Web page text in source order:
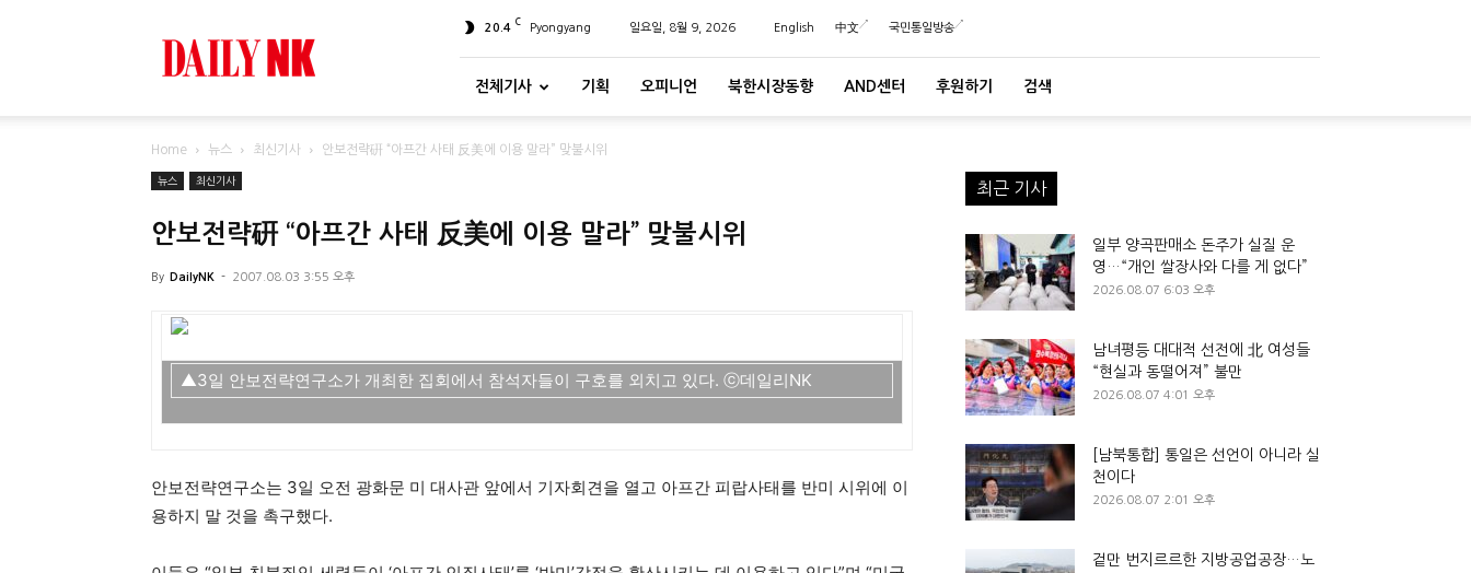
20.4 C Pyongyang 일요일, 8월 9, 2026 English 中文 국민통일방송
전체기사 기획 오피니언 북한시장동향 AND센터 후원하기 검색
Home 뉴스 최신기사 안보전략硏 “아프간 사태 反美에 이용 말라” 맞불시위
뉴스 최신기사
안보전략硏 “아프간 사태 反美에 이용 말라” 맞불시위
By DailyNK - 2007.08.03 3:55 오후
▲3일 안보전략연구소가 개최한 집회에서 참석자들이 구호를 외치고 있다. ⓒ데일리NK
안보전략연구소는 3일 오전 광화문 미 대사관 앞에서 기자회견을 열고 아프간 피랍사태를 반미 시위에 이
용하지 말 것을 촉구했다.
최근 기사
일부 양곡판매소 돈주가 실질 운
영…“개인 쌀장사와 다를 게 없다”
2026.08.07 6:03 오후
남녀평등 대대적 선전에 北 여성들
“현실과 동떨어져” 불만
2026.08.07 4:01 오후
[남북통합] 통일은 선언이 아니라 실
천이다
2026.08.07 2:01 오후
겉만 번지르르한 지방공업공장…노